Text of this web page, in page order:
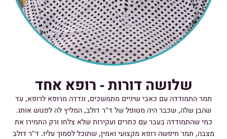
שלושה דורות - רופא אחד
תמר התמודדה עם כאבי שיניים מתמשכים, ונדדה מרופא לרופא, עד
שהבן שלה, שכבר היה מטופל של ד"ר דולב, המליץ לה לפגוש אותו.
כמי שהתמודדה בעבר עם כתרים ועקירות שלא צלחו ורק החמירו את
מצבה, תמר חיפשה רופא מקצועי ואמין, שתוכל לסמוך עליו. ד"ר דולב